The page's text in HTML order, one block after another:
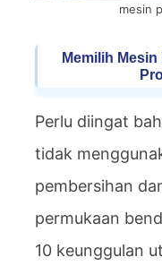
mesin
Memilih
Perlu diingat
tidak
pembersihan
permukaan
10 keunggulan